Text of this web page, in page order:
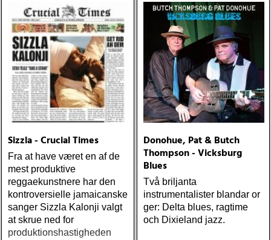
JD SOUTHER: iain
matthews : joy mining
(matrix) ÅRETS FANBASE-
PROJEKT: jill sobule :
california years (pinko)
ÅRETS GUY CLARK: keith
miles : beyond the
headlights (house of trout)
ÅRETS
AMERICA/BYRDS/EAGLES/JAYHAWKS:
(tapete) ÅRETS
SUPERGRUPP: monsters
of folk : monsters of folk
(rough trade) ÅRETS T-
BONE BURNETT:
moonalice : moonalice (a
minor label) ÅRETS
STÖRSTA, VÄRSTA,
Sizzla - Crucial Times
Fra at have været en af de
mest produktive
reggaekunstnere har den
kontroversielle jamaicanske
sanger Sizzla Kalonji valgt
at skrue ned for
produktionshastigheden
Donohue, Pat & Butch
Thompson - Vicksburg
Blues
Två briljanta
instrumentalister blandar or
ger: Delta blues, ragtime
och Dixieland jazz.